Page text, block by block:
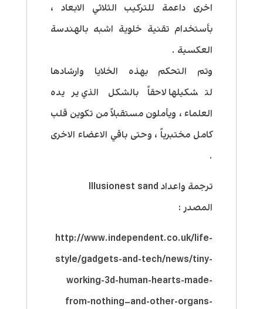
اخرى داعمة للتركيب الثلاثي الابعاد ،
بأستخدام تقنية خلوية اشبه بالهندسة
العكسية .
وتم التحكم بهذه الخلايا وارشادها
لتشكيلها لاحقاً بالشكل الذي يريده
العلماء ، ويأملون مستقبلاً من تكوين قلب
كامل مختبرياً ، وحتى باقي الاعضاء الاخرى
.
ترجمة واعداد Illusionest sand
المصدر :
http://www.independent.co.uk/life-
style/gadgets-and-tech/news/tiny-
working-3d-human-hearts-made-
from-nothing–and-other-organs-